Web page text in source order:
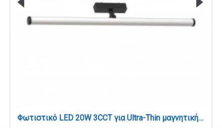
Φωτιστικό LED 20W 3CCT για Ultra-Thin μαγνητική ράγα σε μαύρη απόχρωση (by tuya and zigbee) D:60cmX8,7cm (T05405-BL)